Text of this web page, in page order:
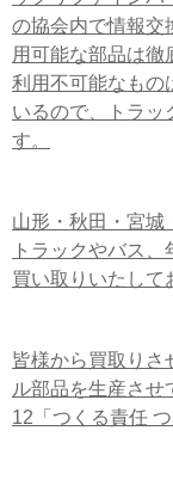
の協会内で情報交
用可能な部品は徹
利用不可能なもの
いるので、トラッ
す。
山形・秋田・宮城
トラックやバス
買い取りいたして
皆様から買取りさ
ル部品を生産さ
12「つくる責任